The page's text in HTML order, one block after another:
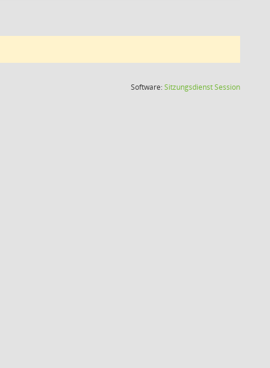
Software:SitzungsdienstSession(Wird in